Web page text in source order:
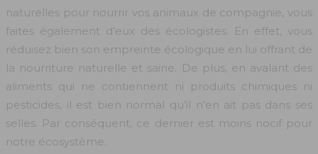
naturelles pour nourrir vos animaux de compagnie, vous
faites également d’eux des écologistes. En effet, vous
réduisez bien son empreinte écologique en lui offrant de
la nourriture naturelle et saine. De plus, en avalant des
aliments qui ne contiennent ni produits chimiques ni
pesticides, il est bien normal qu’il n’en ait pas dans ses
selles. Par conséquent, ce dernier est moins nocif pour
notre écosystème.